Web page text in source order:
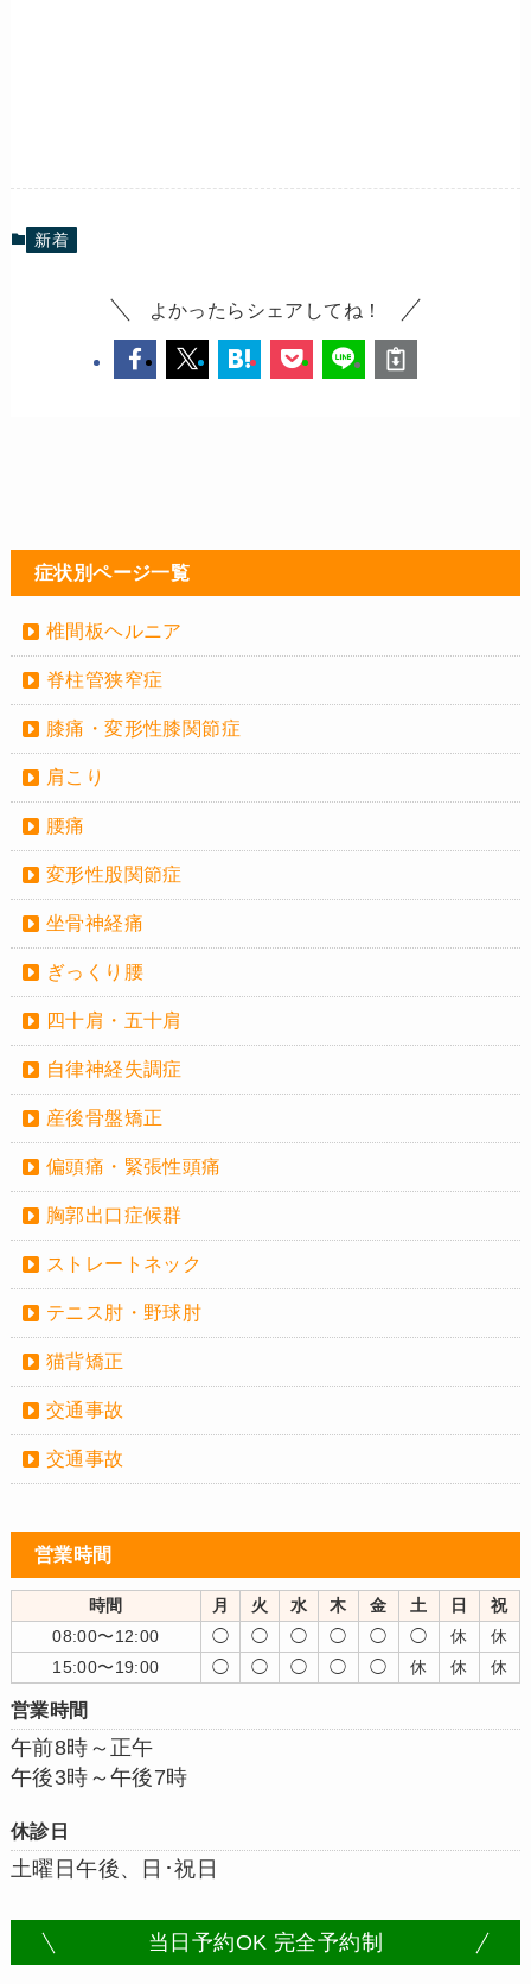
新着
よかったらシェアしてね！
症状別ページ一覧
椎間板ヘルニア
脊柱管狭窄症
膝痛・変形性膝関節症
肩こり
腰痛
変形性股関節症
坐骨神経痛
ぎっくり腰
四十肩・五十肩
自律神経失調症
産後骨盤矯正
偏頭痛・緊張性頭痛
胸郭出口症候群
ストレートネック
テニス肘・野球肘
猫背矯正
交通事故
交通事故
営業時間
時間 月 火 水 木 金 土 日
祝
08:00〜12:00
◯ ◯ ◯ ◯ ◯ ◯ 休
休
15:00〜19:00
◯ ◯ ◯ ◯ ◯ 休 休 休
営業時間
午前8時～正午
午後3時～午後7時
休診日
土曜日午後、日･祝日
当日予約OK 完全予約制